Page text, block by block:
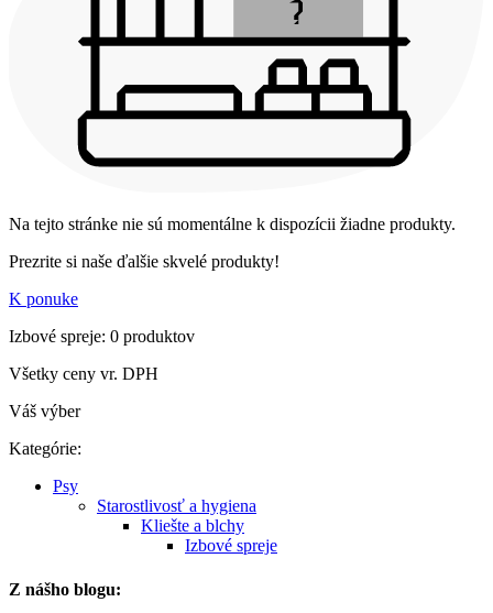
Na tejto stránke nie sú momentálne k dispozícii žiadne produkty.
Prezrite si naše ďalšie skvelé produkty!
K ponuke
Izbové spreje: 0 produktov
Všetky ceny vr. DPH
Váš výber
Kategórie:
Psy
Starostlivosť a hygiena
Kliešte a blchy
Izbové spreje
Z nášho blogu: